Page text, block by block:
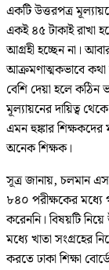
একটি উত্তরপত্র
একই ৪৫ টাকাই রাখা
আগ্রহী হচ্ছেন না।
আক্রমণাত্মকভাবে কথা
বেশি দেয়া হলে কঠিন
মূল্যায়নের দায়িত্ব
এমন হুঙ্কার শিক্ষকদের
অনেক শিক্ষক।
সূত্র জানায়, চলমান
৮৪০ পরীক্ষকের মধ্যে
করেননি। বিষয়টি
মধ্যে খাতা সংগ্রহের
করতে ঢাকা শিক্ষা